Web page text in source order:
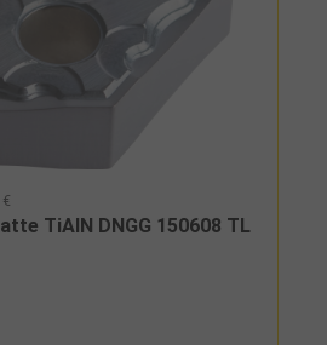
TiAlN DNGG 150608 TL